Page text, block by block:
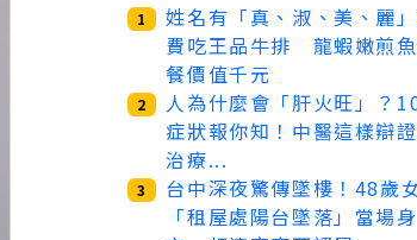
1
姓名有「真、淑、美、麗
費吃王品牛排 龍蝦嫩煎
餐價值千元
2
人為什麼會「肝火旺」？
症狀報你知！中醫這樣辯
治療...
3
台中深夜驚傳墜樓！48歲
「租屋處陽台墜落」當場身